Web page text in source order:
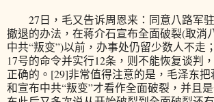
27日，毛又告诉周恩来：同意八路军
撤退的办法，在蒋介石宣布全面破裂(取消
中共“叛变”)以前，办事处仍留少数人不走
17号的命令并实行12条，则不能恢复谈判
正确的。[29]非常值得注意的是，毛泽东
和宣布中共“叛变”才看作全面破裂，并且